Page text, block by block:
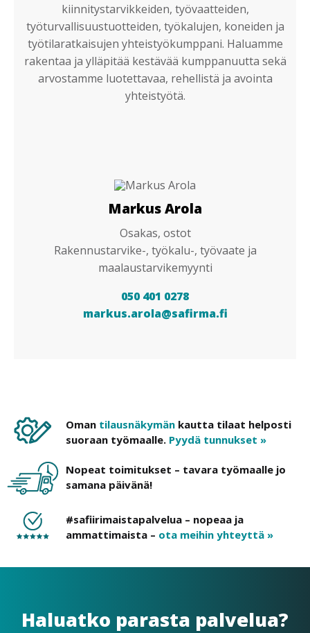
kiinnitystarvikkeiden, työvaatteiden,
työturvallisuustuotteiden, työkalujen, koneiden ja
työtilaratkaisujen yhteistyökumppani. Haluamme
rakentaa ja ylläpitää kestävää kumppanuutta sekä
arvostamme luotettavaa, rehellistä ja avointa
yhteistyötä.
Markus Arola
Osakas, ostot
Rakennustarvike-, työkalu-, työvaate ja
maalaustarvikemyynti
050 401 0278
markus.arola@safirma.fi
Oman tilausnäkymän kautta tilaat helposti
suoraan työmaalle. Pyydä tunnukset »
Nopeat toimitukset – tavara työmaalle jo
samana päivänä!
#safiirimaistapalvelua – nopeaa ja
ammattimaista – ota meihin yhteyttä »
Haluatko parasta palvelua?